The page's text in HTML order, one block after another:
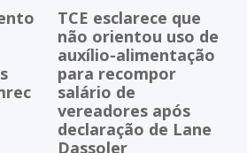
TCE esclarece que
não orientou uso de
auxílio-alimentação
para recompor
salário de
vereadores após
declaração de Lane
Dassoler